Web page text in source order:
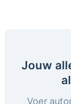
Jouw
Voer